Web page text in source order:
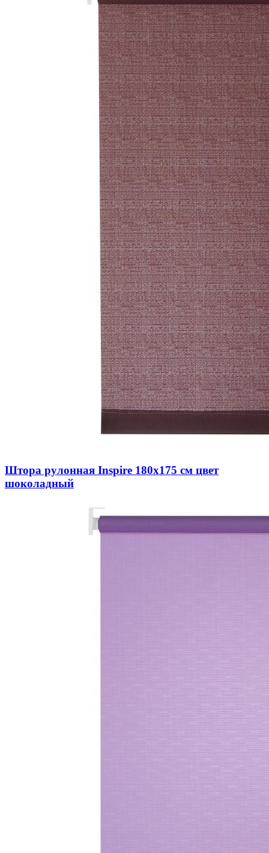
Штора рулонная Inspire 180х175 см цвет
шоколадный